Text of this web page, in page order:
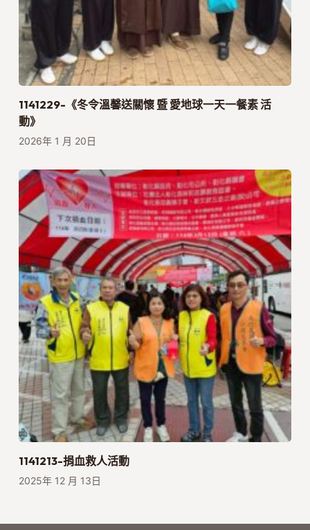
1141229-《冬令溫馨送關懷 暨 愛地球一天一餐素 活
動》
2026年 1 月 20日
1141213-捐血救人活動
2025年 12 月 13日